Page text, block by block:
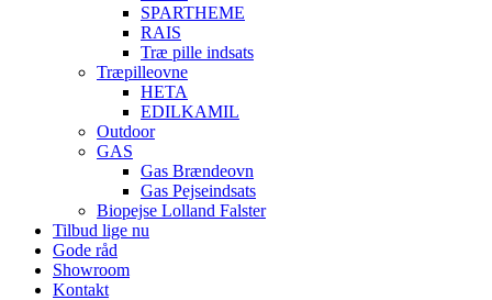
SPARTHEME
RAIS
Træ pille indsats
Træpilleovne
HETA
EDILKAMIL
Outdoor
GAS
Gas Brændeovn
Gas Pejseindsats
Biopejse Lolland Falster
Tilbud lige nu
Gode råd
Showroom
Kontakt